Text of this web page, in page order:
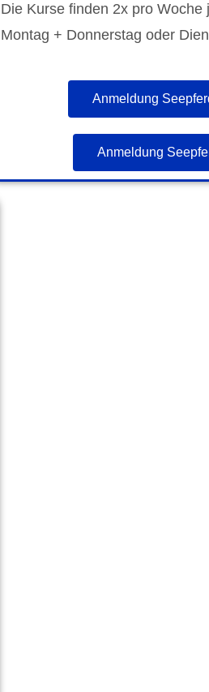
Die Kurse finden 2x pro
Montag + Donnerstag oder
Anmeldung
Anmeldung